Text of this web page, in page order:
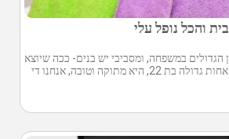
והכל נופל עלי
בת 17 אני בין הגדולים במשפחה, ומסביבי יש בנים- ככה שיוצא
שאני עוזרת המון. יש לי אחות גדולה בת 22, היא מתוקה וטובה, אנחנו די